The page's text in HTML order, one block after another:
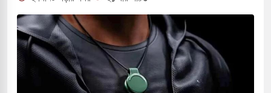
মধ্যপ্রাচ্যে ব্ল্যাকআউটের কঠোর হুঁশিয়ারি ইরানের
বিমানবন্দরের নিরাপত্তা তল্লাশিতে ছাড় দেওয়া হবে না:
দক্ষিণ কোরিয়ার বন্দি ২৫ শতাংশ বেড়েছে